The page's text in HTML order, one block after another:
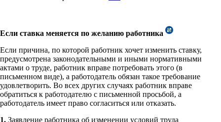
Если ставка меняется по желанию работника
Если причина, по которой работник хочет изменить ставку,
предусмотрена законодательными и иными нормативными
актами о труде, работник вправе потребовать этого (в
письменном виде), а работодатель обязан такое требование
удовлетворить. Во всех других случаях работник вправе
обратиться к работодателю с письменной просьбой, а
работодатель имеет право согласиться или отказать.
1. Заявление работника об изменении условий труда